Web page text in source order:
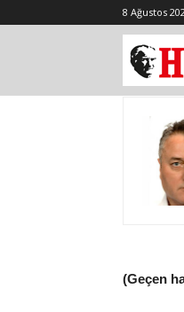
8 Ağustos
(Geçen